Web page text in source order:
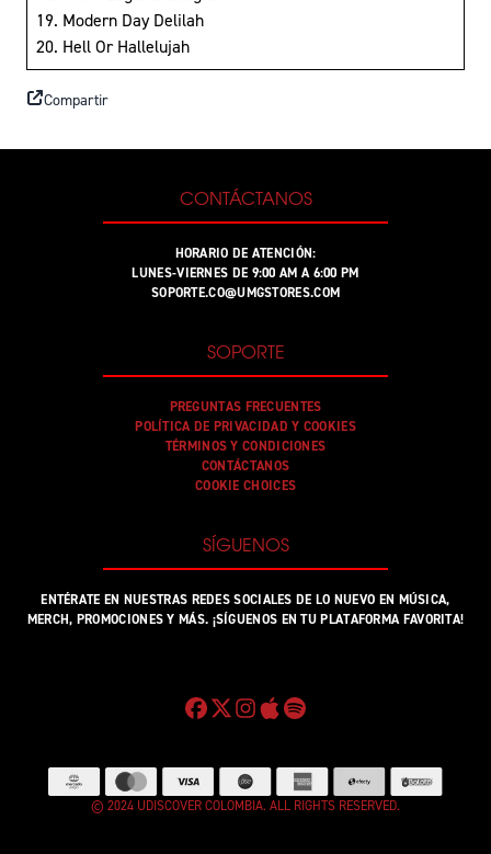
19. Modern Day Delilah
20. Hell Or Hallelujah
Compartir
CONTÁCTANOS
HORARIO DE ATENCIÓN:
LUNES-VIERNES DE 9:00 AM A 6:00 PM
SOPORTE.CO@UMGSTORES.COM
SOPORTE
PREGUNTAS FRECUENTES
POLÍTICA DE PRIVACIDAD Y COOKIES
TÉRMINOS Y CONDICIONES
CONTÁCTANOS
COOKIE CHOICES
SÍGUENOS
ENTÉRATE EN NUESTRAS REDES SOCIALES DE LO NUEVO EN MÚSICA,
MERCH, PROMOCIONES Y MÁS. ¡SÍGUENOS EN TU PLATAFORMA FAVORITA!
© 2024 UDISCOVER COLOMBIA. ALL RIGHTS RESERVED.